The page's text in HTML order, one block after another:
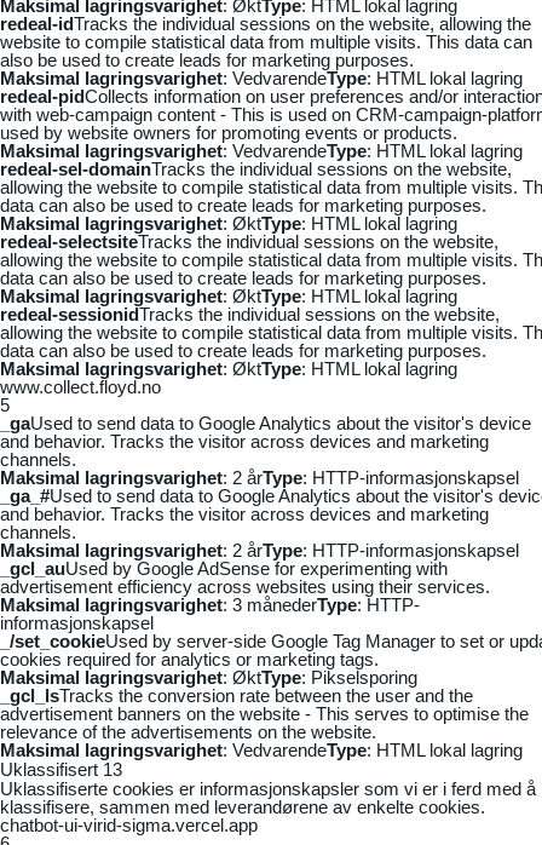
Maksimal lagringsvarighet: ØktType: HTML lokal lagring
redeal-idTracks the individual sessions on the website, allowing the
website to compile statistical data from multiple visits. This data can
also be used to create leads for marketing purposes.
Maksimal lagringsvarighet: VedvarendeType: HTML lokal lagring
redeal-pidCollects information on user preferences and/or
with web-campaign content - This is used on CRM-campaign-
used by website owners for promoting events or products.
Maksimal lagringsvarighet: VedvarendeType: HTML lokal lagring
redeal-sel-domainTracks the individual sessions on the website,
allowing the website to compile statistical data from multiple visits.
data can also be used to create leads for marketing purposes.
Maksimal lagringsvarighet: ØktType: HTML lokal lagring
redeal-selectsiteTracks the individual sessions on the website,
allowing the website to compile statistical data from multiple visits.
data can also be used to create leads for marketing purposes.
Maksimal lagringsvarighet: ØktType: HTML lokal lagring
redeal-sessionidTracks the individual sessions on the website,
allowing the website to compile statistical data from multiple visits.
data can also be used to create leads for marketing purposes.
Maksimal lagringsvarighet: ØktType: HTML lokal lagring
www.collect.floyd.no
5
_gaUsed to send data to Google Analytics about the visitor's device
and behavior. Tracks the visitor across devices and marketing
channels.
Maksimal lagringsvarighet: 2 årType: HTTP-informasjonskapsel
_ga_#Used to send data to Google Analytics about the visitor's
and behavior. Tracks the visitor across devices and marketing
channels.
Maksimal lagringsvarighet: 2 årType: HTTP-informasjonskapsel
_gcl_auUsed by Google AdSense for experimenting with
advertisement efficiency across websites using their services.
Maksimal lagringsvarighet: 3 månederType: HTTP-
informasjonskapsel
_/set_cookieUsed by server-side Google Tag Manager to set or
cookies required for analytics or marketing tags.
Maksimal lagringsvarighet: ØktType: Pikselsporing
_gcl_lsTracks the conversion rate between the user and the
advertisement banners on the website - This serves to optimise the
relevance of the advertisements on the website.
Maksimal lagringsvarighet: VedvarendeType: HTML lokal lagring
Uklassifisert 13
Uklassifiserte cookies er informasjonskapsler som vi er i ferd med å
klassifisere, sammen med leverandørene av enkelte cookies.
chatbot-ui-virid-sigma.vercel.app